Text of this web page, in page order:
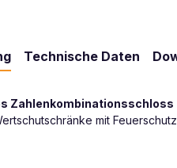
Technische Daten
Zahlenkombinationsschloss
mit